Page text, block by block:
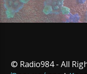
© Radio984 - All